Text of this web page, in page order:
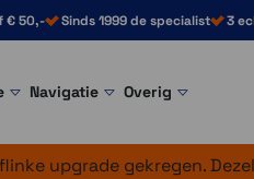
€ 50,- Sinds 1999 de specialist 3
Navigatie Overig
upgrade gekregen.